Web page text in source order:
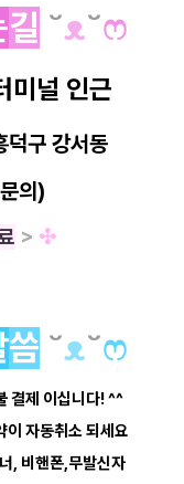
길 ˘ᴥ˘ෆ
미널 인근
덕구 강서동
의)
> ✣
씀 ˘ᴥ˘ෆ
결제 이십니다! ^^
자동취소 되세요
, 비핸폰,무발신자